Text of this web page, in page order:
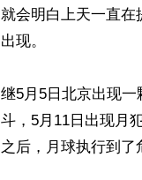
就会明白上天一直在
出现。
继5月5日北京出现
斗，5月11日出现月
之后，月球执行到了